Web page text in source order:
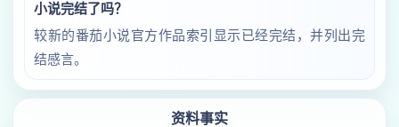
小说完结了吗？
较新的番茄小说官方作品索引显示已经完结，并列出完
结感言。
资料事实